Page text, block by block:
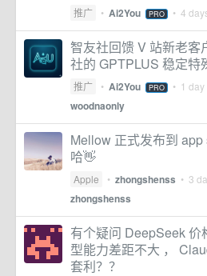
推广 • Ai2You PRO • 4
智友社回馈 V 站新老客
社的 GPTPLUS 稳定特
推广 • Ai2You PRO • 1 day
woodnaonly
Mellow 正式发布到
哈👋
Apple • zhongshenss • 3
zhongshenss
有个疑问 DeepSeek
型能力差距不大 ，
套利？？